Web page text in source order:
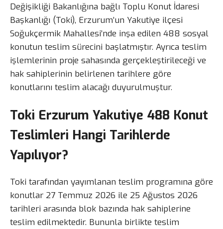
Değişikliği Bakanlığına bağlı Toplu Konut İdaresi
Başkanlığı (Toki), Erzurum’un Yakutiye ilçesi
Soğukçermik Mahallesi’nde inşa edilen 488 sosyal
konutun teslim sürecini başlatmıştır. Ayrıca teslim
işlemlerinin proje sahasında gerçekleştirileceği ve
hak sahiplerinin belirlenen tarihlere göre
konutlarını teslim alacağı duyurulmuştur.
Toki Erzurum Yakutiye 488 Konut
Teslimleri Hangi Tarihlerde
Yapılıyor?
Toki tarafından yayımlanan teslim programına göre
konutlar 27 Temmuz 2026 ile 25 Ağustos 2026
tarihleri arasında blok bazında hak sahiplerine
teslim edilmektedir. Bununla birlikte teslim